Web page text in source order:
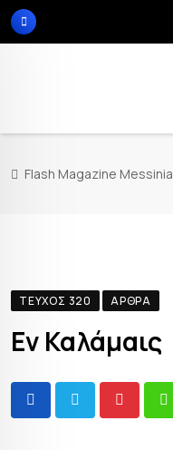
Flash Magazine Messinia
ΤΕΎΧΟΣ 320 ΆΡΘΡΑ
Εν Καλάμαις